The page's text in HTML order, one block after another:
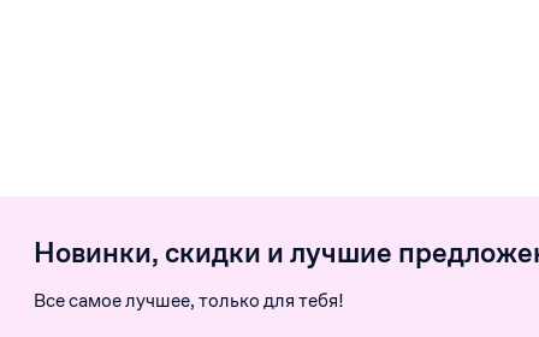
Новинки, скидки и лучшие
Все самое лучшее, только для тебя!